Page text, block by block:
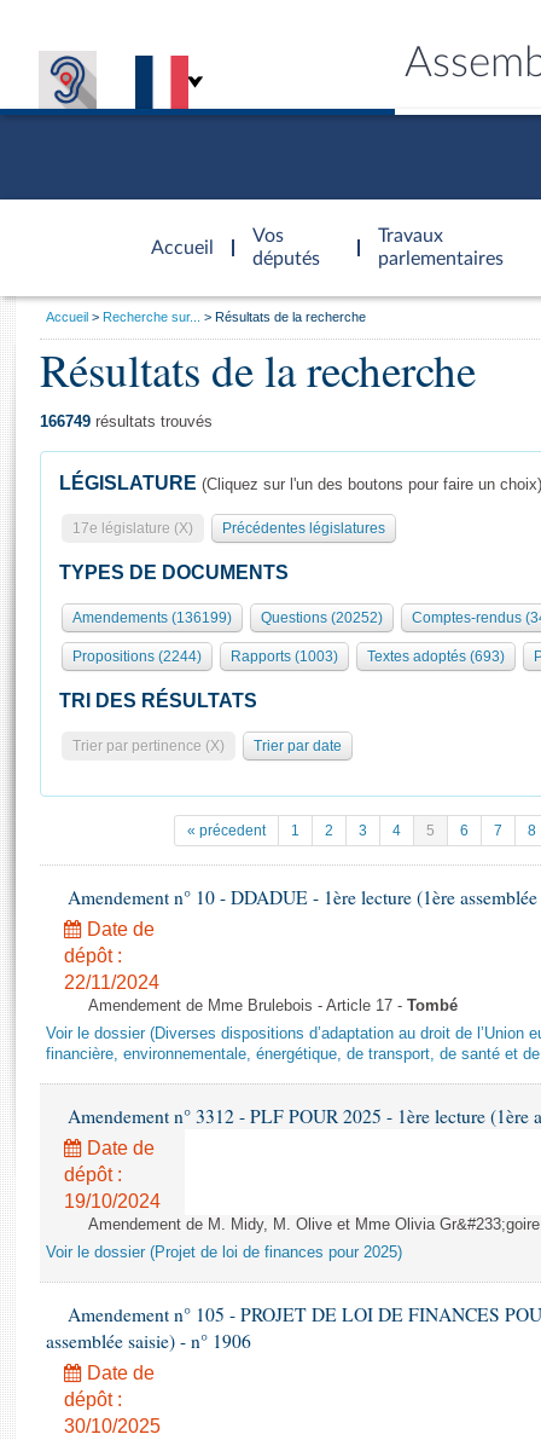
Accueil
d'accueil
Vos
députés
Travaux
parlementaires
Présidence
577 députés
Groupes politiques
Séance publique
Commissions et autres organes
Europe et International
Pétitions
Projets de loi
Propositions de loi
Amendements
Textes adoptés
Rapports d'information
Rapports d'enquête
Rapports législatifs
Rapports sur l'application des lois
Baromètre de l’application des lois
Dossiers législatifs
Questions écrites et orales
Comptes rendus des débats
Général
Rôle et pouvoirs de l'Assemblée
Organisation de l'Assemblée
Présidence Conférence des Présidents Bureau Collège des
Statistiques et chiffres clés
Documents de référence
( Constitution | Règlement de l'Assemblée ... )
Histoire
Juniors
Anciennes législatures
Liens vers les sites publics
Visiter l'Assemblée
Visite virtuelle du palais Bourbon
Assister à une séance
La Bibliothèque
Contacts et plan d'accès
Photos libres de droit
Vous
Accueil Recherche sur... Résultats de la recherche
Résultats de la recherche
166749 résultats trouvés
LÉGISLATURE (Cliquez sur l'un des boutons pour faire un choix)
17e législature (X) Précédentes législatures
TYPES DE DOCUMENTS
Amendements (136199) Questions (20252) Comptes-rendus
Propositions (2244) Rapports (1003) Textes adoptés (693)
TRI DES RÉSULTATS
Trier par pertinence (X) Trier par date
« précedent 1 2 3 4 5 6 7 8
Amendement n° 10 - DDADUE - 1ère lecture (1ère
Date de
dépôt :
22/11/2024
Amendement de Mme Brulebois - Article 17 - Tombé
Voir le dossier (Diverses dispositions d’adaptation au droit de l’Union
financière, environnementale, énergétique, de transport, de santé et
Amendement n° 3312 - PLF POUR 2025 - 1ère lecture (1ère
Date de
dépôt :
19/10/2024
Amendement de M. Midy, M. Olive et Mme Olivia
Voir le dossier (Projet de loi de finances pour 2025)
Amendement n° 105 - PROJET DE LOI DE FINANCES
assemblée saisie) - n° 1906
Date de
dépôt :
30/10/2025